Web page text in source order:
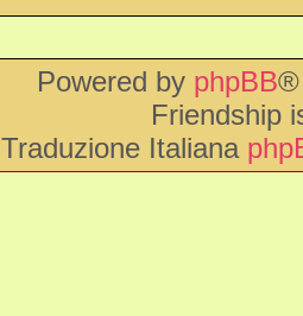
Powered by phpBB®
Friendship
Traduzione Italiana